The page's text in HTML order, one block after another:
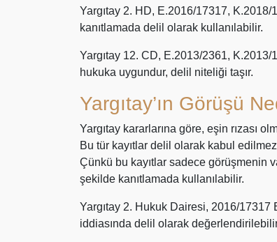
Yargıtay 2. HD, E.2016/17317,
kanıtlamada delil olarak kullanılabilir.
Yargıtay 12. CD, E.2013/2361, K.2013/
hukuka uygundur, delil niteliği taşır.
Yargıtay’ın Görüşü
Yargıtay kararlarına göre, eşin rızası
Bu tür kayıtlar delil olarak kabul
Çünkü bu kayıtlar sadece görüşmenin
şekilde kanıtlamada kullanılabilir.
Yargıtay 2. Hukuk Dairesi, 2016/17317
iddiasında delil olarak